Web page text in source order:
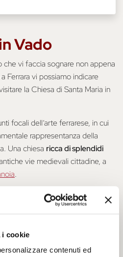
i cookie
contenuti ed
Vado
vi faccia sognare non appena
Ferrara vi possiamo indicare
la Chiesa di Santa Maria in
focali dell’arte ferrarese, in cui
rappresentanza della
Una chiesa ricca di splendidi
vie medievali cittadine, a
.
magnifiche opere di Carlo
Camillo Filippi e Domenico Mona.
coi culti mariani da tempi